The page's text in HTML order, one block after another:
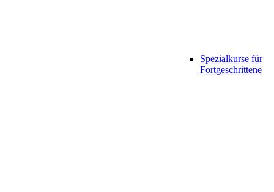
Spezialkurse für
Fortgeschrittene